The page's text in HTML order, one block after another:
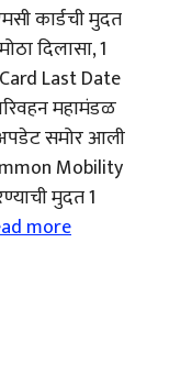
कार्डची मुदत
दिलासा, 1
Last Date
महामंडळ
अपडेट समोर आली
Mobility
मुदत 1
more